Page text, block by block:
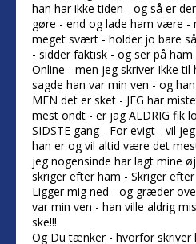
han har ikke tiden - og så er
gøre - end og lade ham være -
meget svært - holder jo bare
- sidder faktisk - og ser på
Online - men jeg skriver Ikke til
sagde han var min ven - og
MEN det er sket - JEG har
mest ondt - er jag ALDRIG fik
SIDSTE gang - For evigt - vil
han er og vil altid være det
jeg nogensinde har lagt mine
skriger efter ham - Skriger efter
Ligger mig ned - og græder
var min ven - han ville aldrig
ske!!!
Og Du tænker - hvorfor skriver